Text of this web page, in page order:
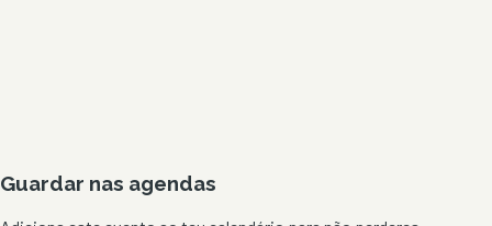
Guardar nas agendas